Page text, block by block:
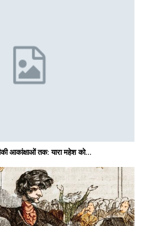
आकांक्षाओं तक: यारा महेश को…